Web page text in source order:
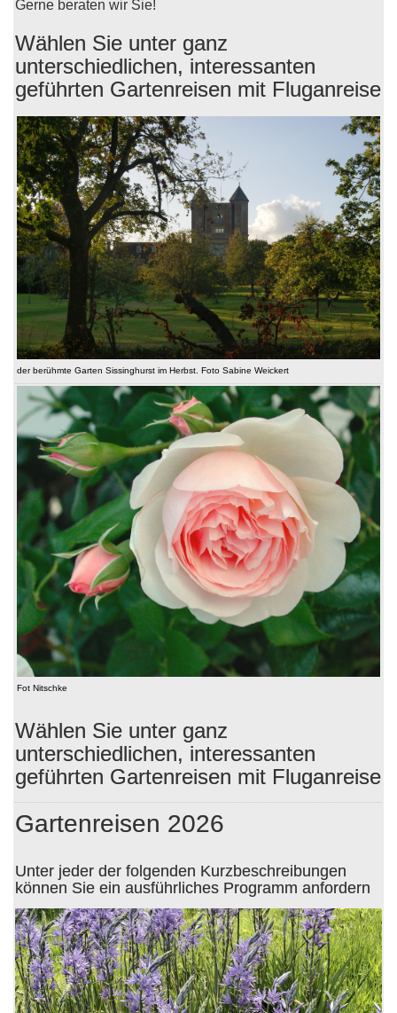
Gerne beraten wir Sie!
Wählen Sie unter ganz
unterschiedlichen, interessanten
geführten Gartenreisen mit Fluganreise
der berühmte Garten Sissinghurst im Herbst. Foto Sabine Weickert
Fot Nitschke
Wählen Sie unter ganz
unterschiedlichen, interessanten
geführten Gartenreisen mit Fluganreise
Gartenreisen 2026
Unter jeder der folgenden Kurzbeschreibungen
können Sie ein ausführliches Programm anfordern